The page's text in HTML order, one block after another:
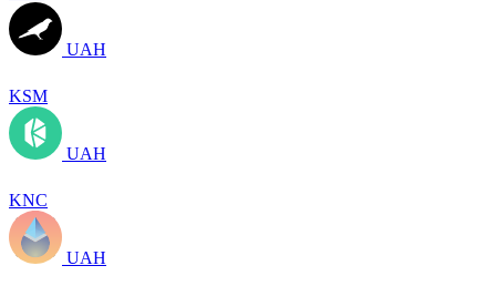
UAH
KSM
UAH
KNC
UAH